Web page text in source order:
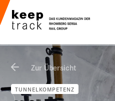
Zur Übersicht
TUNNELKOMPETENZ